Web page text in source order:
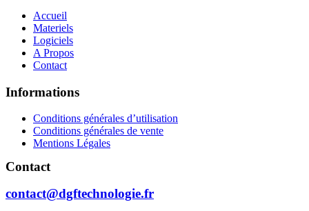
Accueil
Materiels
Logiciels
A Propos
Contact
Informations
Conditions générales d’utilisation
Conditions générales de vente
Mentions Légales
Contact
contact@dgftechnologie.fr